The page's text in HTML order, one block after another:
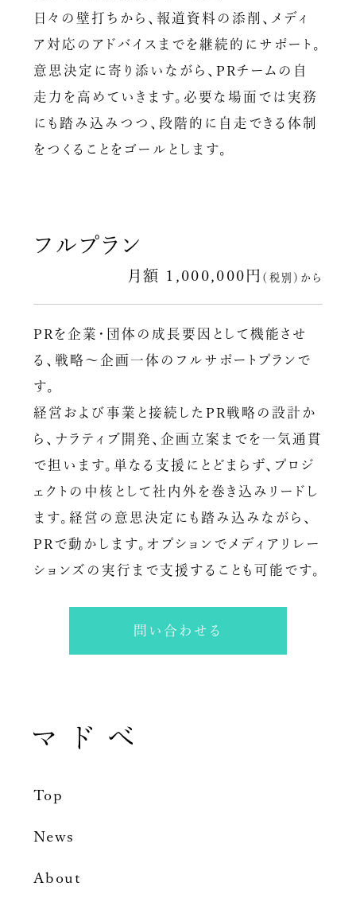
日々の壁打ちから、報道資料の添削、メディ
ア対応のアドバイスまでを継続的にサポート。
意思決定に寄り添いながら、PRチームの自
走力を高めていきます。必要な場面では実務
にも踏み込みつつ、段階的に自走できる体制
をつくることをゴールとします。
フルプラン
月額 1,000,000円 （税別）から
PRを企業・団体の成長要因として機能させ
る、戦略〜企画一体のフルサポートプランで
す。
経営および事業と接続したPR戦略の設計か
ら、ナラティブ開発、企画立案までを一気通貫
で担います。単なる支援にとどまらず、プロジ
ェクトの中核として社内外を巻き込みリードし
ます。経営の意思決定にも踏み込みながら、
PRで動かします。オプションでメディアリレー
ションズの実行まで支援することも可能です。
問い合わせる
Top
News
About